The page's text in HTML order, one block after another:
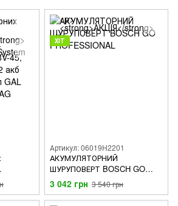
GBA
ХІТ
Артикул: 06019H2201
АКУМУЛЯТОРНИЙ
ШУРУПОВЕРТ BOSCH GO
PROFESSIONAL
3 042 грн 3 540 грн